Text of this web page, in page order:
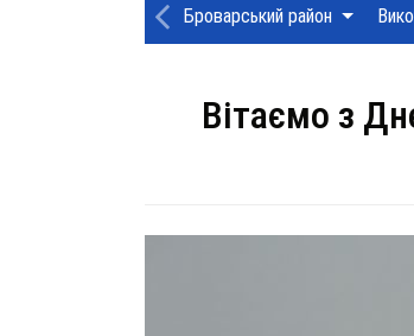
Броварський район
Вітаємо з